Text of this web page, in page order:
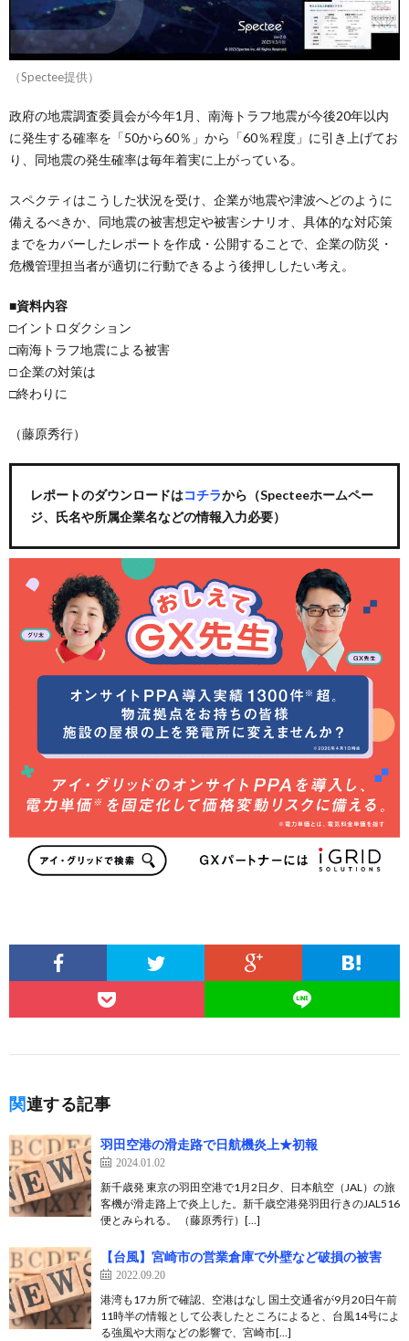
（Spectee提供）
政府の地震調査委員会が今年1月、南海トラフ地震が今後20年以内
に発生する確率を「50から60％」から「60％程度」に引き上げてお
り、同地震の発生確率は毎年着実に上がっている。
スペクティはこうした状況を受け、企業が地震や津波へどのように
備えるべきか、同地震の被害想定や被害シナリオ、具体的な対応策
までをカバーしたレポートを作成・公開することで、企業の防災・
危機管理担当者が適切に行動できるよう後押ししたい考え。
■資料内容
□イントロダクション
□南海トラフ地震による被害
□ 企業の対策は
□終わりに
（藤原秀行）
レポートのダウンロードはコチラから（Specteeホームペー
ジ、氏名や所属企業名などの情報入力必要）
関連する記事
羽田空港の滑走路で日航機炎上★初報
2024.01.02
新千歳発 東京の羽田空港で1月2日夕、日本航空（JAL）の旅
客機が滑走路上で炎上した。新千歳空港発羽田行きのJAL516
便とみられる。 （藤原秀行）[…]
【台風】宮崎市の営業倉庫で外壁など破損の被害
2022.09.20
港湾も17カ所で確認、空港はなし 国土交通省が9月20日午前
11時半の情報として公表したところによると、台風14号によ
る強風や大雨などの影響で、宮崎市[…]